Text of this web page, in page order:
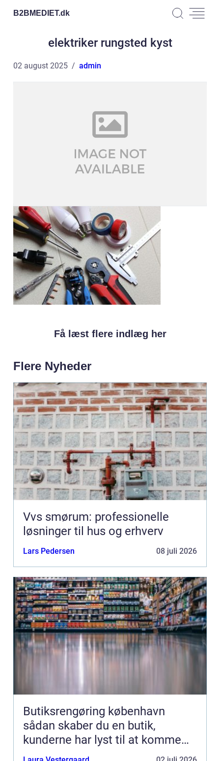
B2BMEDIET.dk
elektriker rungsted kyst
02 august 2025 admin
Få læst flere indlæg her
Flere Nyheder
Vvs smørum: professionelle
løsninger til hus og erhverv
Lars Pedersen 08 juli 2026
Butiksrengøring københavn
sådan skaber du en butik,
kunderne har lyst til at komme
tilbage til